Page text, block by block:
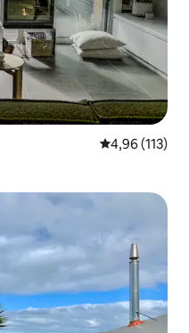
Prosječna
4,96 (113)
„Odabrali gosti”